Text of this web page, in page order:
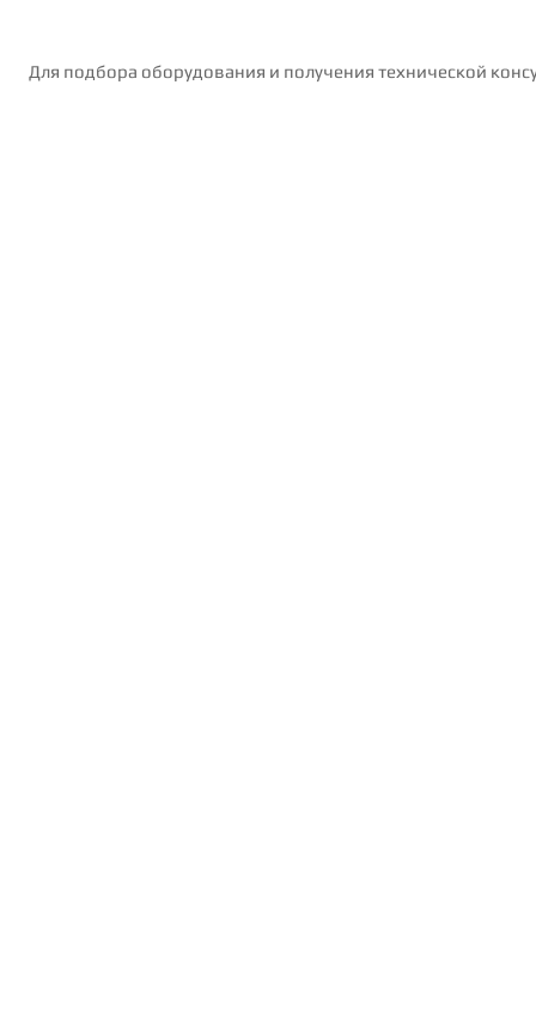
Для подбора оборудования и получения технической